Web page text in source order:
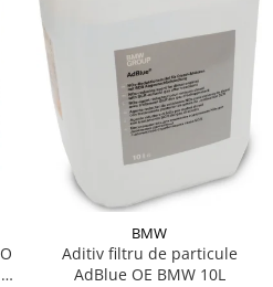
BMW
Aditiv filtru de particule
AdBlue OE BMW 10L